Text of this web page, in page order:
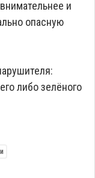
и
опасную
либо зелёного